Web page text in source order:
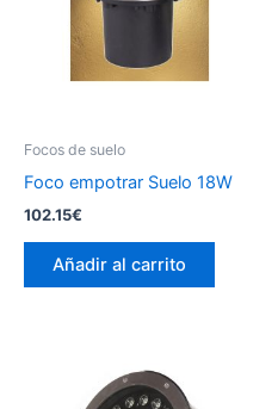
Focos de suelo
Foco empotrar Suelo 18W
102.15€
Añadir al carrito